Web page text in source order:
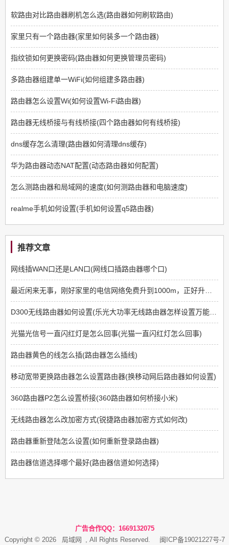
软路由对比路由器刷机怎么选(路由器如何刷软路由)
家里只有一个路由器(家里如何装多一个路由器)
指纹锁如何更换密码(路由器如何更换管理员密码)
多路由器组建单一WiFi(如何组建多路由器)
路由器怎么设置Wi(如何设置Wi-Fi路由器)
路由器无线桥接与有线桥接(四个路由器如何有线桥接)
dns缓存怎么清理(路由器如何清理dns缓存)
华为路由器动态NAT配置(动态路由器如何配置)
怎么测路由器和局域网的速度(如何测路由器和电脑速度)
realme手机如何设置(手机如何设置q5路由器)
推荐文章
网线插WAN口还是LAN口(网线口插路由器哪个口)
光猫光信号一直闪红灯是怎么回事(光猫一直闪红灯怎么回事)
路由器黄色的线怎么插(路由器怎么插线)
移动宽带更换路由器怎么设置路由器(换移动网后路由器如何设置)
360路由器P2怎么设置桥接(360路由器如何桥接小米)
无线路由器怎么改加密方式(锐捷路由器加密方式如何改)
路由器重新登陆怎么设置(如何重新登录路由器)
路由器信道选择哪个最好(路由器信道如何选择)
广告合作QQ：1669132075
Copyright © 2026
局域网 , All Rights Reserved. 闽ICP备19021227号-7